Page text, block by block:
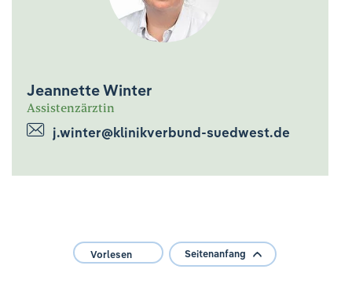
Jeannette Winter
Assistenzärztin
j.winter@klinikverbund-suedwest.de
Vorlesen Seitenanfang